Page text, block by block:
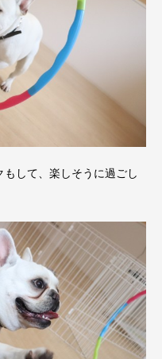
もして、楽しそうに過ごし